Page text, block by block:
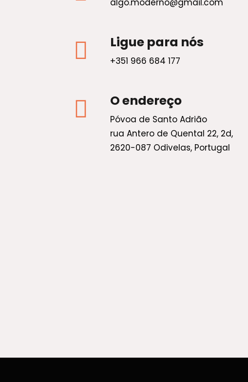
algo.moderno@gmail.com
Ligue para nós
+351 966 684 177
O endereço
Póvoa de Santo Adrião
rua Antero de Quental 22, 2d,
2620-087 Odivelas, Portugal